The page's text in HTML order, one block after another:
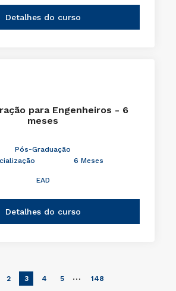
Detalhes do curso
para Engenheiros - 6
meses
Pós-Graduação
6 Meses
EAD
Detalhes do curso
2 3 4 5 … 148